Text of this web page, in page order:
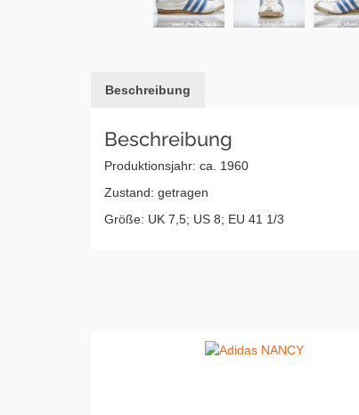
Beschreibung
Beschreibung
Produktionsjahr: ca. 1960
Zustand: getragen
Größe: UK 7,5; US 8; EU 41 1/3